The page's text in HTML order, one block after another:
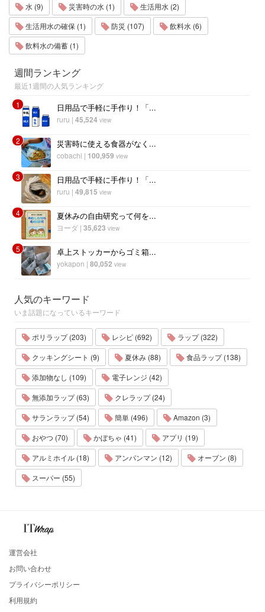
水 (9) 災害時の水 (1)
生活用水 (2)
生活用水の確保 (1)
防災 (107)
飲料水 (6)
飲料水の備蓄 (1)
週間ランキング
最近1週間の人気ランキング
1
日用品で手軽に手作り！「...
ruru | 45,524 view
2 災害時に使える食器がなく...
cobachi | 100,959 view
3 日用品で手軽に手作り！「...
ruru | 49,815 view
4 夏休みの自由研究って何を...
ヨーダ | 35,623 view
5 卓上ストッカーからゴミ箱...
yokapon | 80,052 view
人気のキーワード
いま話題になっているキーワード
ポリラップ (203) レシピ (692)
ラップ (322)
クッキングシート (9)
夏休み (88)
食品ラップ (138)
添加物なし (109)
電子レンジ (42)
無添加ラップ (63)
クレラップ (24)
サランラップ (54)
簡単 (496)
Amazon (3)
おやつ (70)
かぼちゃ (41)
アプリ (19)
アルミホイル (18)
アンパンマン (12)
オーブン (8)
スーパー (55)
運営会社
お問い合わせ
プライバシーポリシー
利用規約